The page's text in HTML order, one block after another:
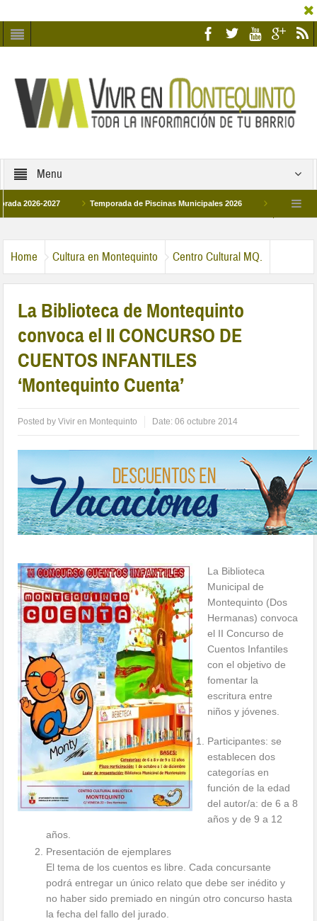
Menu
2027 Temporada de Piscinas Municipales 2026 Los Campus de
Home Cultura en Montequinto Centro Cultural MQ.
La Biblioteca de Montequinto
convoca el II CONCURSO DE
CUENTOS INFANTILES
‘Montequinto Cuenta’
Posted byVivir en Montequinto Date:06 octubre 2014
La Biblioteca
Municipal de
Montequinto (Dos
Hermanas) convoca
el II Concurso de
Cuentos Infantiles
con el objetivo de
fomentar la
escritura entre
niños y jóvenes.
Participantes: se
establecen dos
categorías en
función de la edad
del autor/a: de 6 a 8
años y de 9 a 12
años.
Presentación de ejemplares
El tema de los cuentos es libre. Cada concursante
podrá entregar un único relato que debe ser inédito y
no haber sido premiado en ningún otro concurso hasta
la fecha del fallo del jurado.